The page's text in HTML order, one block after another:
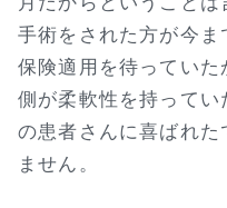
手術をされた方が今
保険適用を待っていた
側が柔軟性を持ってい
の患者さんに喜ばれた
ません。